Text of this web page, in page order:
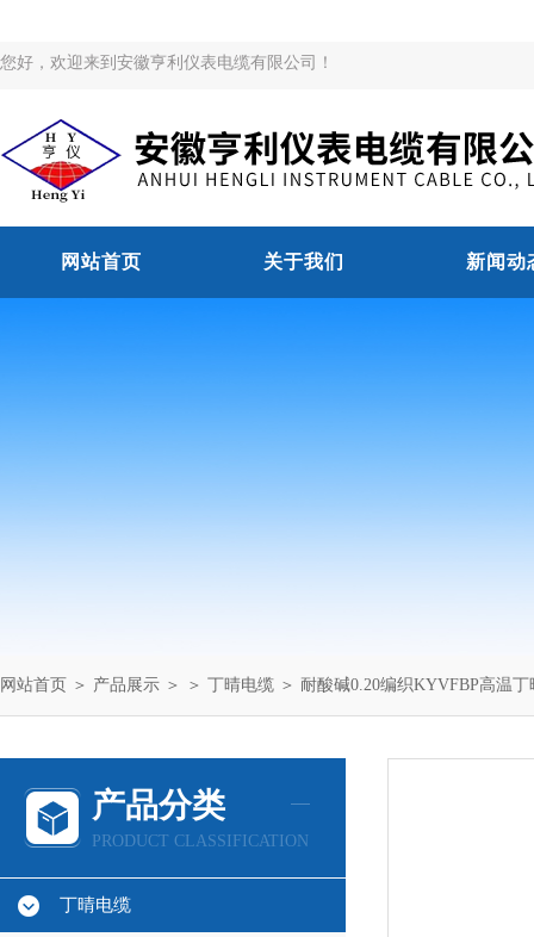
您好，欢迎来到安徽亨利仪表电缆有限公司！
网站首页 关于我们 新闻动
网站首页 ＞ 产品展示 ＞ ＞ 丁晴电缆 ＞ 耐酸碱0.20编织KYVFBP高温丁
产品分类
PRODUCT CLASSIFICATION
丁晴电缆